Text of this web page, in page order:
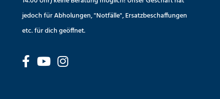
jedoch für Abholungen, "Notfälle", Ersatzbeschaffungen
etc. für dich geöffnet.